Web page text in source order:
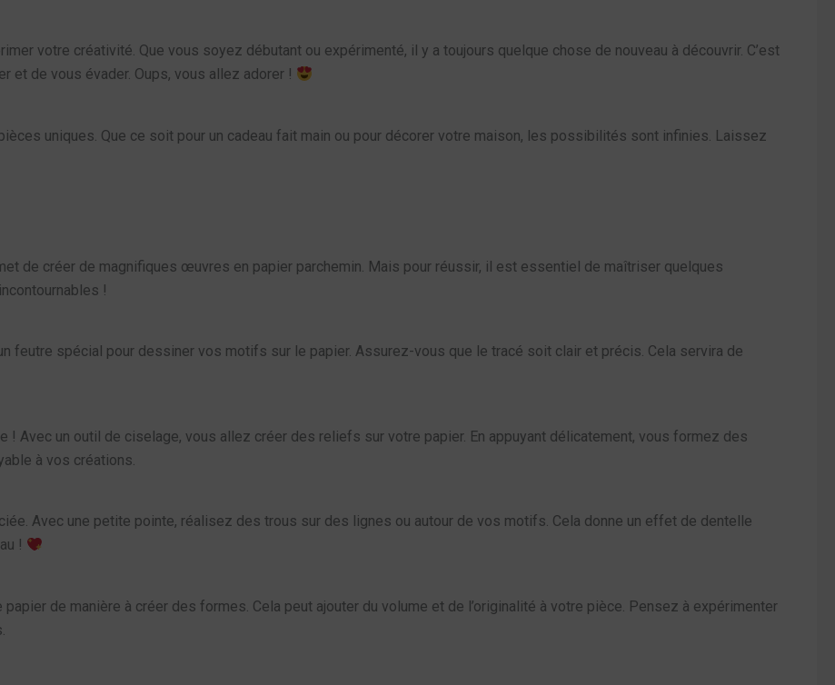
votre créativité. Que vous soyez débutant ou expérimenté, il y a toujours quelque chose de nouveau à découvrir. C’est
et de vous évader. Oups, vous allez adorer !
uniques. Que ce soit pour un cadeau fait main ou pour décorer votre maison, les possibilités sont infinies. Laissez
de créer de magnifiques œuvres en papier parchemin. Mais pour réussir, il est essentiel de maîtriser quelques
!
feutre spécial pour dessiner vos motifs sur le papier. Assurez-vous que le tracé soit clair et précis. Cela servira de
! Avec un outil de ciselage, vous allez créer des reliefs sur votre papier. En appuyant délicatement, vous formez des
à vos créations.
Avec une petite pointe, réalisez des trous sur des lignes ou autour de vos motifs. Cela donne un effet de dentelle
!
de manière à créer des formes. Cela peut ajouter du volume et de l’originalité à votre pièce. Pensez à expérimenter